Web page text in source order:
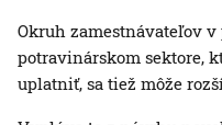
Okruh zamestnávateľov
potravinárskom sektore,
uplatniť, sa tiež môže